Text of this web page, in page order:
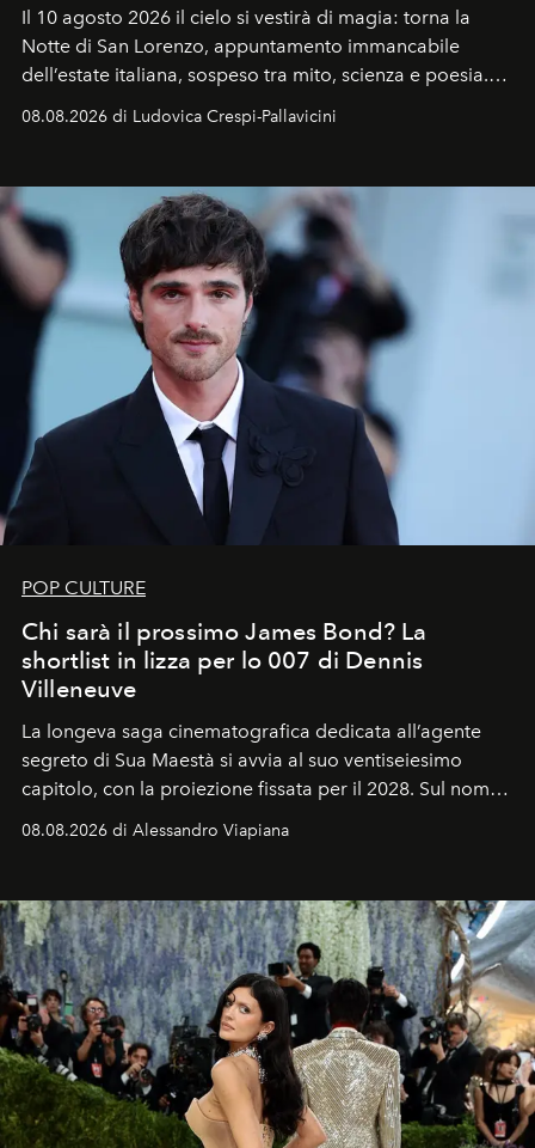
Il 10 agosto 2026 il cielo si vestirà di magia: torna la
Notte di San Lorenzo, appuntamento immancabile
dell’estate italiana, sospeso tra mito, scienza e poesia.
Sarà il momento in cui gli occhi si alzano verso la volta
celeste per seguire il passaggio delle
all’universo i desideri più segreti
08.08.2026 di Ludovica Crespi-Pallavicini
POP CULTURE
Chi sarà il prossimo James Bond? La
shortlist in lizza per lo 007 di Dennis
Villeneuve
La longeva saga cinematografica dedicata all’agente
segreto di Sua Maestà si avvia al suo ventiseiesimo
capitolo, con la proiezione fissata per il 2028. Sul nome
dell’attore chiamato a raccogliere l’eredità di Daniel
Craig, però, regna ancora il più assoluto riserbo.
08.08.2026 di Alessandro Viapiana